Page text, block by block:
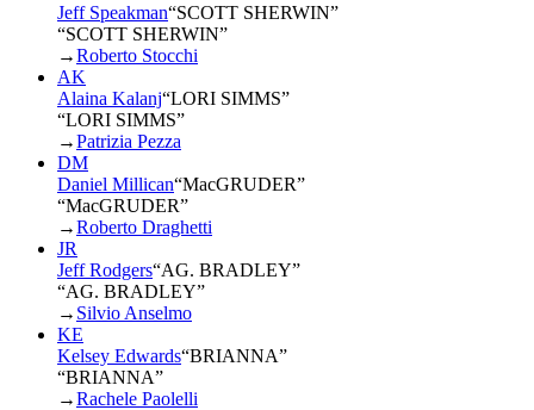
Jeff Speakman“SCOTT SHERWIN”
“SCOTT SHERWIN”
→Roberto Stocchi
AK
Alaina Kalanj“LORI SIMMS”
“LORI SIMMS”
→Patrizia Pezza
DM
Daniel Millican“MacGRUDER”
“MacGRUDER”
→Roberto Draghetti
JR
Jeff Rodgers“AG. BRADLEY”
“AG. BRADLEY”
→ Silvio Anselmo
KE
Kelsey Edwards“BRIANNA”
“BRIANNA”
→Rachele Paolelli